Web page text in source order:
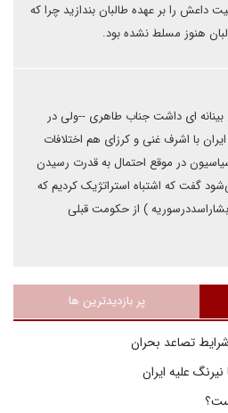
داعش را بر عهده طالبان بندازید چرا که
هنوز مسلط نشده بود.
ای داشت جناب طاهری --ولی در
با اشرف غنی و کرزای هم اختلافات
در موقع احتمال به قدرت رسیدن
گفت که اشتباه استراتژیک کردیم که
) از حکومت قبلی
پر بازدیدترین ها
تصاعد بحران
علیه ایران